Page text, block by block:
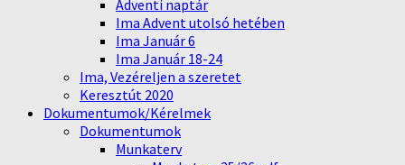
Adventi naptár
Ima Advent utolsó hetében
Ima Január 6
Ima Január 18-24
Ima, Vezéreljen a szeretet
Keresztút 2020
Dokumentumok/Kérelmek
Dokumentumok
Munkaterv